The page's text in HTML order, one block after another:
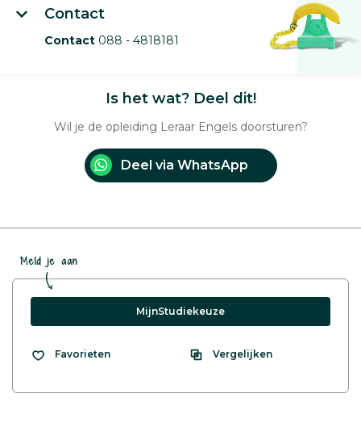
Contact
Contact 088 - 4818181
Is het wat? Deel dit!
Wil je de opleiding Leraar Engels doorsturen?
Deel via WhatsApp
Meld je aan
MijnStudiekeuze
Favorieten Vergelijken